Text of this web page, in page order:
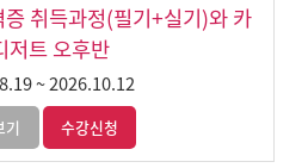
취득과정(필기+실기)와 카
저트 오후반
~2026.10.12
기 수강신청